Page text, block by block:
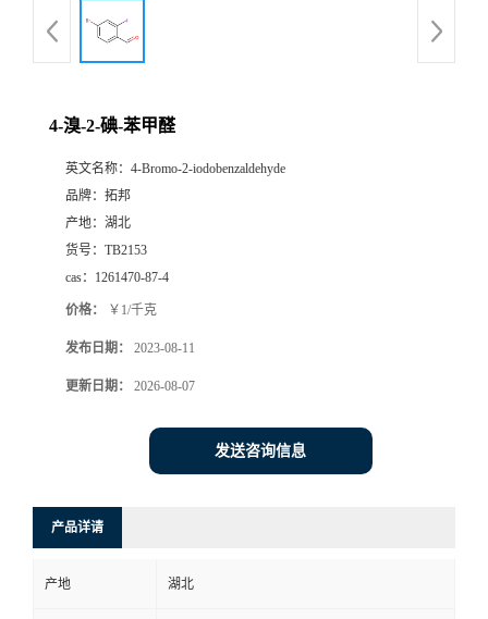
4-溴-2-碘-苯甲醛
英文名称： 4-Bromo-2-iodobenzaldehyde
品牌： 拓邦
产地： 湖北
货号： TB2153
cas： 1261470-87-4
价格： ￥1/千克
发布日期： 2023-08-11
更新日期： 2026-08-07
发送咨询信息
产品详请
产地 湖北